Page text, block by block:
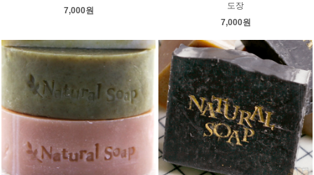
7,000원
도장
7,000원